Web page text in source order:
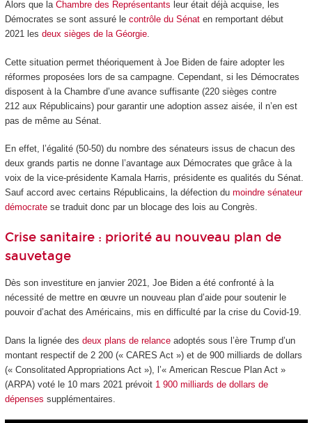
Alors que la Chambre des Représentants leur était déjà acquise, les
Démocrates se sont assuré le contrôle du Sénaten remportant début
2021 les deux sièges de la Géorgie.
Cette situation permet théoriquement à Joe Biden de faire adopter les
réformes proposées lors de sa campagne. Cependant, si les Démocrates
disposent à la Chambre d’une avance suffisante (220 sièges contre
212 aux Républicains) pour garantir une adoption assez aisée, il n’en est
pas de même au Sénat.
En effet, l’égalité (50-50) du nombre des sénateurs issus de chacun des
deux grands partis ne donne l’avantage aux Démocrates que grâce à la
voix de la vice-présidente Kamala Harris, présidente es qualités du Sénat.
Sauf accord avec certains Républicains, la défection du moindre sénateur
démocratese traduit donc par un blocage des lois au Congrès.
Crise sanitaire : priorité au nouveau plan de
sauvetage
Dès son investiture en janvier 2021, Joe Biden a été confronté à la
nécessité de mettre en œuvre un nouveau plan d’aide pour soutenir le
pouvoir d’achat des Américains, mis en difficulté par la crise du Covid-19.
Dans la lignée des deux plans de relanceadoptés sous l’ère Trump d’un
montant respectif de 2 200 (« CARES Act ») et de 900 milliards de dollars
(« Consolitated Appropriations Act »), l’« American Rescue Plan Act »
(ARPA) voté le 10 mars 2021 prévoit 1 900 milliards de dollars de
dépenses supplémentaires.